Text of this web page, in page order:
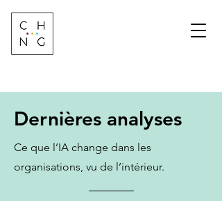
Dernières analyses
Ce que l’IA change dans les
organisations, vu de l’intérieur.